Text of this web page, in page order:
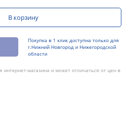
В корзину
Покупка в 1 клик доступна только для
г.Нижний Новгород и Нижегородской
области
интернет-магазина и может отличаться от цен в